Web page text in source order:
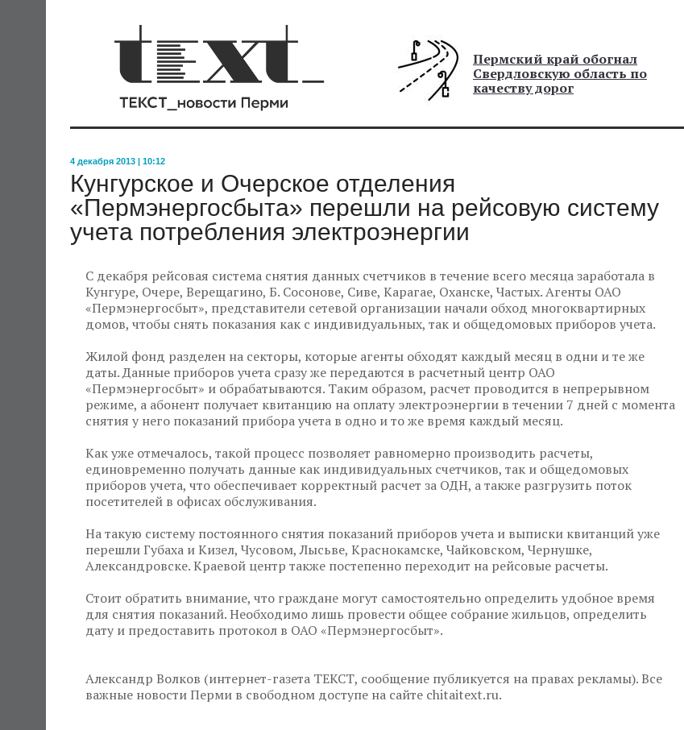
Пермский край обогнал
Свердловскую область по
качеству дорог
4 декабря 2013 | 10:12
Кунгурское и Очерское отделения
«Пермэнергосбыта» перешли на рейсовую систему
учета потребления электроэнергии
С декабря рейсовая система снятия данных счетчиков в течение всего месяца заработала в
Кунгуре, Очере, Верещагино, Б. Сосонове, Сиве, Карагае, Оханске, Частых. Агенты ОАО
«Пермэнергосбыт», представители сетевой организации начали обход многоквартирных
домов, чтобы снять показания как с индивидуальных, так и общедомовых приборов учета.
Жилой фонд разделен на секторы, которые агенты обходят каждый месяц в одни и те же
даты. Данные приборов учета сразу же передаются в расчетный центр ОАО
«Пермэнергосбыт» и обрабатываются. Таким образом, расчет проводится в непрерывном
режиме, а абонент получает квитанцию на оплату электроэнергии в течении 7 дней с момента
снятия у него показаний прибора учета в одно и то же время каждый месяц.
Как уже отмечалось, такой процесс позволяет равномерно производить расчеты,
единовременно получать данные как индивидуальных счетчиков, так и общедомовых
приборов учета, что обеспечивает корректный расчет за ОДН, а также разгрузить поток
посетителей в офисах обслуживания.
На такую систему постоянного снятия показаний приборов учета и выписки квитанций уже
перешли Губаха и Кизел, Чусовом, Лысьве, Краснокамске, Чайковском, Чернушке,
Александровске. Краевой центр также постепенно переходит на рейсовые расчеты.
Стоит обратить внимание, что граждане могут самостоятельно определить удобное время
для снятия показаний. Необходимо лишь провести общее собрание жильцов, определить
дату и предоставить протокол в ОАО «Пермэнергосбыт».
Александр Волков (интернет-газета ТЕКСТ, сообщение публикуется на правах рекламы). Все
важные новости Перми в свободном доступе на сайте chitaitext.ru.